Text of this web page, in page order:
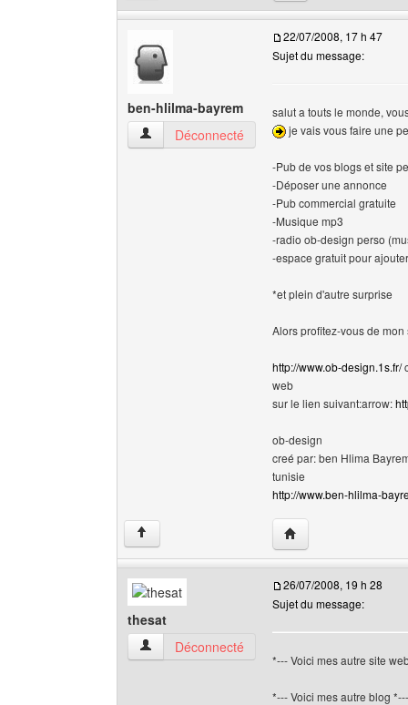
ben-hlilma-bayrem
ben-hlilma-bayrem Voir le profil de l'utilisateur
Déconnecté
22/07/2008, 17 h 47
Sujet du message:
salut a touts le monde,
je vais vous faire une
-Pub de vos blogs et site
-Déposer une annonce
-Pub commercial gratuite
-Musique mp3
-radio ob-design perso
-espace gratuit pour
*et plein d'autre surprise
Alors profitez-vous de
http://www.ob-design.1s.fr/
web
sur le lien suivant:arrow:
ob-design
creé par: ben Hlima
tunisie
http://www.ben-hlilma-
↑ Visiter le site web
thesat
thesat Voir le profil de l'utilisateur
Déconnecté
26/07/2008, 19 h 28
Sujet du message:
*--- Voici mes autre site
*--- Voici mes autre blog